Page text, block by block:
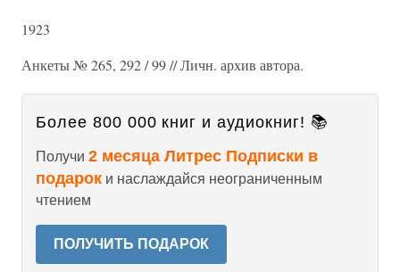
1923
Анкеты № 265, 292 / 99 // Личн. архив автора.
Более 800 000 книг и аудиокниг! 📚
Получи 2 месяца Литрес Подписки в
подарок и наслаждайся неограниченным
чтением
ПОЛУЧИТЬ ПОДАРОК